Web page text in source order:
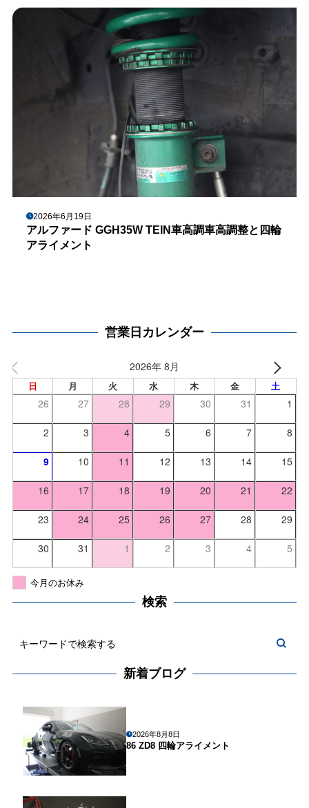
2026年6月19日
アルファード GGH35W TEIN車高調車高調整と四輪
アライメント
営業日カレンダー
2026年 8月
日 月 火 水 木 金 土
26 27 28 29 30 31 1
2 3 4 5 6 7 8
9 10 11 12 13 14 15
16 17 18 19 20 21 22
23 24 25 26 27 28 29
30 31 1 2 3 4 5
今月のお休み
検索
新着ブログ
2026年8月8日
86 ZD8 四輪アライメント